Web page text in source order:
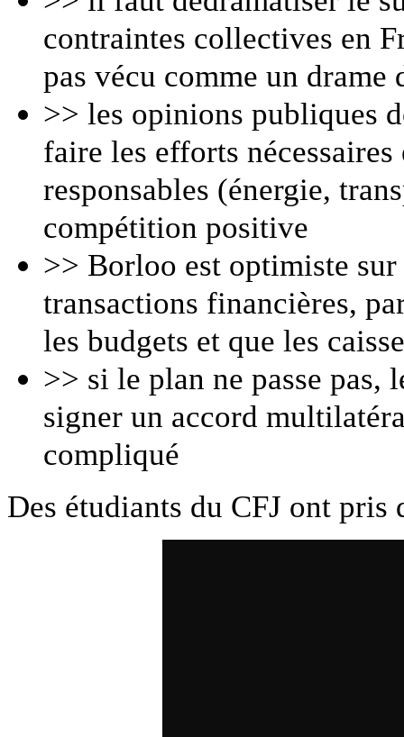
contraintes collectives en
pas vécu comme un
>> les opinions publiques
faire les efforts
responsables (énergie,
compétition positive
>> Borloo est optimiste
transactions financières,
les budgets et que les
>> si le plan ne passe
signer un accord
compliqué
Des étudiants du CFJ ont pris